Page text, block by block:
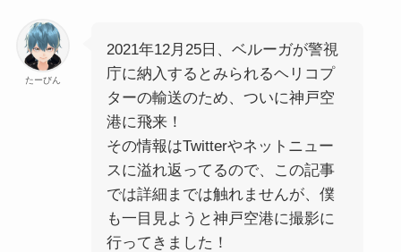
たーびん
2021年12月25日、ベルーガが警視
庁に納入するとみられるヘリコプ
ターの輸送のため、ついに神戸空
港に飛来！
その情報はTwitterやネットニュー
スに溢れ返ってるので、この記事
では詳細までは触れませんが、僕
も一目見ようと神戸空港に撮影に
行ってきました！